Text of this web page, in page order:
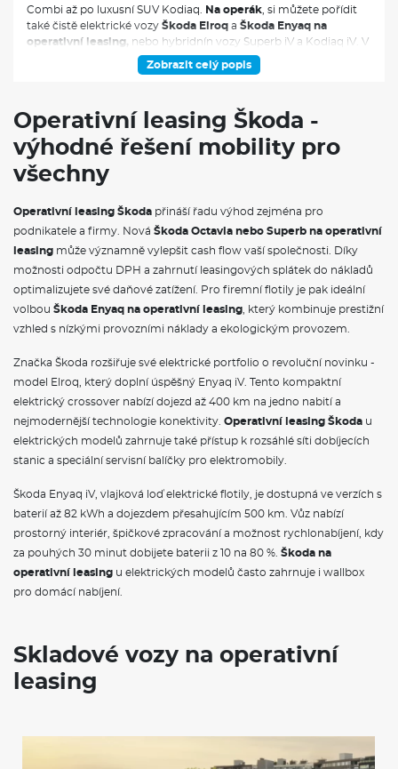
Combi až po luxusní SUV Kodiaq.
Na operák , si můžete pořídit
také čistě elektrické vozy Škoda Elroq a Škoda Enyaq na
operativní leasing, nebo hybridnín vozy Superb iV a Kodiaq iV. V
měsíční splátce jsou obvykle zahrnuty veškeré servisní náklady,
pojištění i pravidelná údržba, což vám umožní přesně plánovat
VÝBAVA:
Zobrazit celý popis
Operativní leasing Škoda -
výhodné řešení mobility pro
všechny
Operativní leasing Škoda přináší řadu výhod zejména pro
podnikatele a firmy. Nová Škoda Octavia nebo Superb na operativní
leasing může významně vylepšit cash flow vaší společnosti. Díky
možnosti odpočtu DPH a zahrnutí leasingových splátek do nákladů
optimalizujete své daňové zatížení. Pro firemní flotily je pak ideální
volbou Škoda Enyaq na operativní leasing , který kombinuje prestižní
vzhled s nízkými provozními náklady a ekologickým provozem.
Značka Škoda rozšiřuje své elektrické portfolio o revoluční novinku -
model Elroq, který doplní úspěšný Enyaq iV. Tento kompaktní
elektrický crossover nabízí dojezd až 400 km na jedno nabití a
nejmodernější technologie konektivity. Operativní leasing Škoda u
elektrických modelů zahrnuje také přístup k rozsáhlé síti dobíjecích
stanic a speciální servisní balíčky pro elektromobily.
Škoda Enyaq iV, vlajková loď elektrické flotily, je dostupná ve verzích s
baterií až 82 kWh a dojezdem přesahujícím 500 km. Vůz nabízí
prostorný interiér, špičkové zpracování a možnost rychlonabíjení, kdy
za pouhých 30 minut dobijete baterii z 10 na 80 %. Škoda na
operativní leasing u elektrických modelů často zahrnuje i wallbox
pro domácí nabíjení.
Skladové vozy na operativní
leasing